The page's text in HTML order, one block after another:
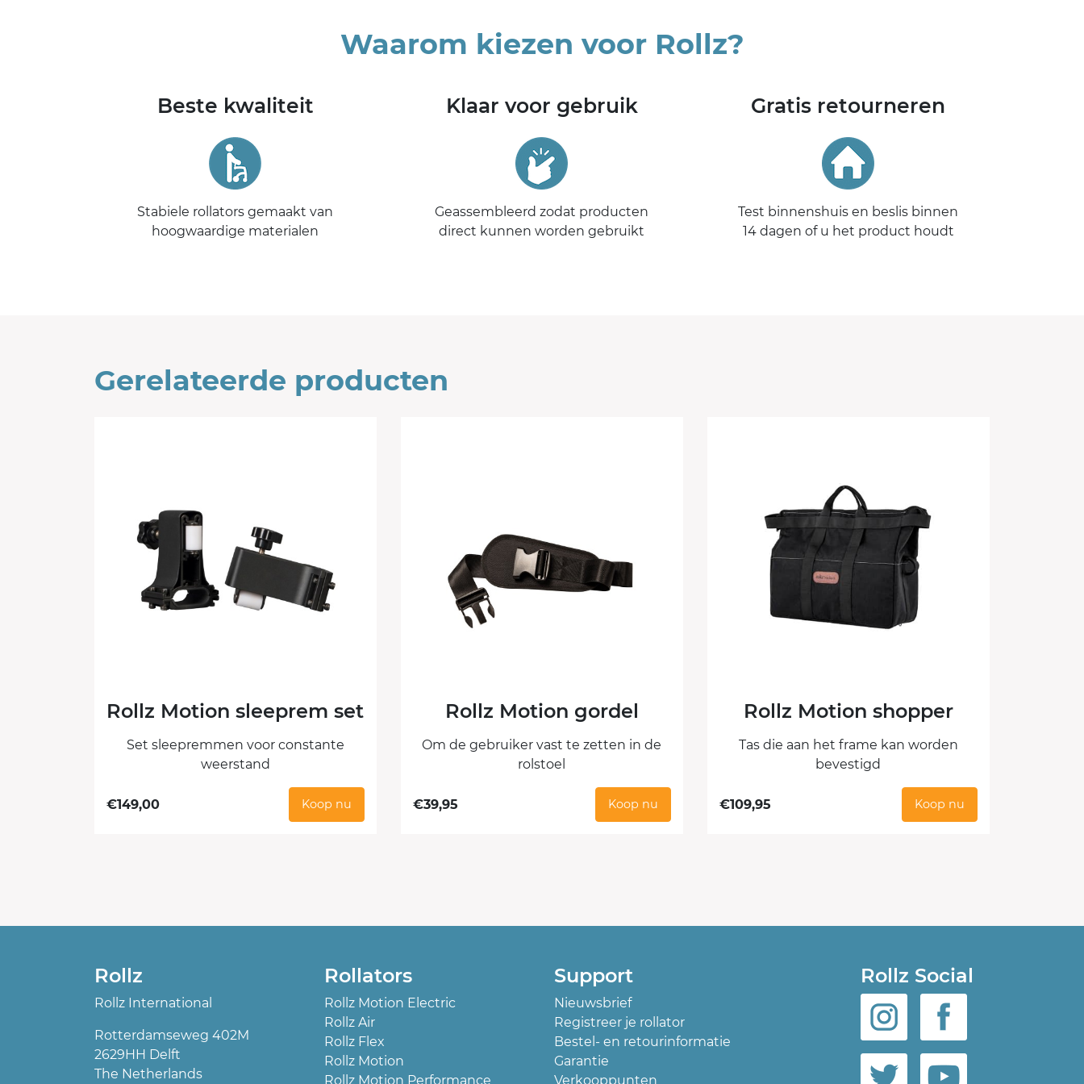
Waarom kiezen voor Rollz?
Beste kwaliteit
Stabiele rollators gemaakt van
hoogwaardige materialen
Klaar voor gebruik
Geassembleerd zodat producten
direct kunnen worden gebruikt
Gratis retourneren
Test binnenshuis en beslis binnen
14 dagen of u het product houdt
Gerelateerde producten
Rollz Motion sleeprem set
Set sleepremmen voor constante
weerstand
€149,00 Koop nu
Rollz Motion gordel
Om de gebruiker vast te zetten in de
rolstoel
€39,95 Koop nu
Rollz Motion shopper
Tas die aan het frame kan worden
bevestigd
€109,95 Koop nu
Rollz
Rollz International
Rotterdamseweg 402M
2629HH Delft
The Netherlands
Rollators
Rollz Motion Electric
Rollz Air
Rollz Flex
Rollz Motion
Rollz Motion Performance
Support
Nieuwsbrief
Registreer je rollator
Bestel- en retourinformatie
Garantie
Verkooppunten
Rollz Social